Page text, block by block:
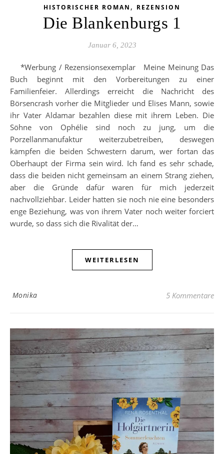
HISTORISCHER ROMAN , REZENSION
Die Blankenburgs 1
Januar 6, 2023
*Werbung / Rezensionsexemplar Meine Meinung Das
Buch beginnt mit den Vorbereitungen zu einer
Familienfeier. Allerdings erreicht die Nachricht des
Börsencrash vorher die Mitglieder und Elises Mann, sowie
ihr Vater Aldamar bezahlen diese mit ihrem Leben. Die
Söhne von Ophélie sind noch zu jung, um die
Porzellanmanufaktur weiterzubetreiben, deswegen
kämpfen die beiden Schwestern darum, wer fortan das
Oberhaupt der Firma sein wird. Ich fand es sehr schade,
dass die beiden nicht gemeinsam an einem Strang ziehen,
aber die Gründe dafür waren für mich jederzeit
nachvollziehbar. Leider hatten sie noch nie eine besonders
enge Beziehung, was von ihrem Vater noch weiter forciert
wurde, so dass sich die Rivalität der…
WEITERLESEN
Monika 5 Kommentare